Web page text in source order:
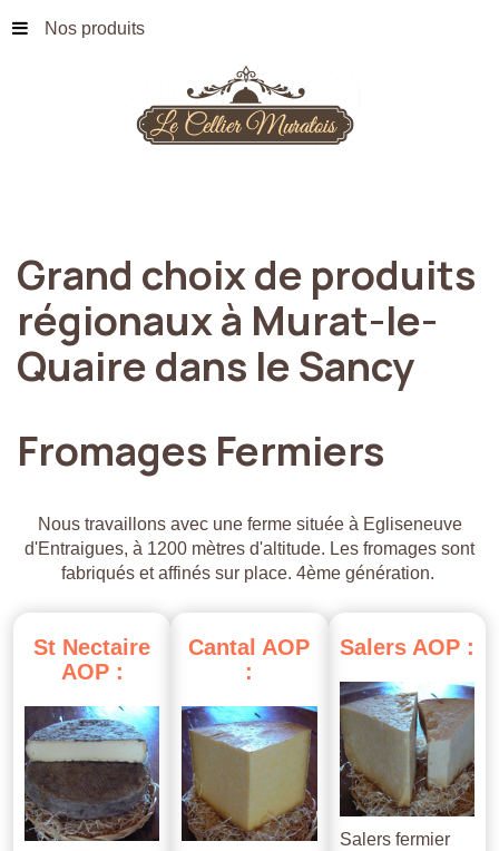
Nos produits
Grand choixde produits
régionauxà Murat-le-
Quairedans leSancy
Fromages Fermiers
Nous travaillons avec une ferme située à Egliseneuve
d'Entraigues, à 1200 mètres d'altitude. Les fromages sont
fabriqués et affinés sur place. 4ème génération.
St Nectaire
AOP :
Cantal AOP
:
Salers AOP :
Salers fermier